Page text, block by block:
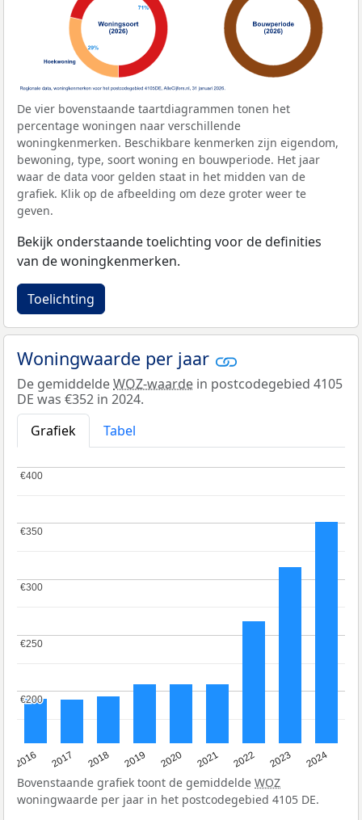
De vier bovenstaande taartdiagrammen tonen het
percentage woningen naar verschillende
woningkenmerken. Beschikbare kenmerken zijn eigendom,
bewoning, type, soort woning en bouwperiode. Het jaar
waar de data voor gelden staat in het midden van de
grafiek. Klik op de afbeelding om deze groter weer te
geven.
Bekijk onderstaande toelichting voor de definities
van de woningkenmerken.
Toelichting
Woningwaarde per jaar
De gemiddeldeWOZ-waarde in postcodegebied 4105
DE was €352 in 2024.
Grafiek
Tabel
2016 2017 2018 2019 2020 2021 2022 2023 2024
€200
€200
€250
€250
€300
€300
€350
€350
€400
€400
Bovenstaande grafiek toont de gemiddelde WOZ
woningwaarde per jaar in het postcodegebied 4105 DE.